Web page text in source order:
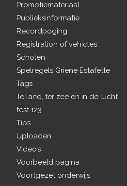
Promotiemateriaal
Publieksinformatie
Recordpoging
Registration of vehicles
Scholen
Spelregels Griene Estafette
Tags
Te land, ter zee en in de lucht
test 123
Tips
Uploaden
Video’s
Voorbeeld pagina
Voortgezet onderwijs